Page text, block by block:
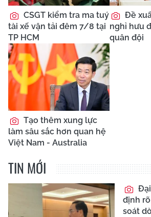
CSGT kiểm tra ma tuý
tài xế vận tải đêm 7/8 tại
TP HCM
Đề
nghỉ hưu
quân đội
Tạo thêm xung lực
làm sâu sắc hơn quan hệ
Việt Nam - Australia
TIN MỚI
định
soát